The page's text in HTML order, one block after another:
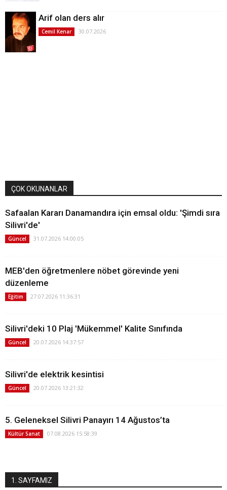
Arif olan ders alır
Cemil Kenar 30.07.2026
ÇOK OKUNANLAR
Safaalan Kararı Danamandıra için emsal oldu: 'Şimdi sıra
Silivri'de'
Güncel 31.07.2026 14:00:05
MEB'den öğretmenlere nöbet görevinde yeni
düzenleme
Eğitim 27.07.2026 11:36:31
Silivri'deki 10 Plaj 'Mükemmel' Kalite Sınıfında
Güncel 20.07.2026 14:37:57
Silivri'de elektrik kesintisi
Güncel 20.07.2026 13:21:32
5. Geleneksel Silivri Panayırı 14 Ağustos’ta
Kültür Sanat 07.08.2026 15:58:39
1. SAYFAMIZ